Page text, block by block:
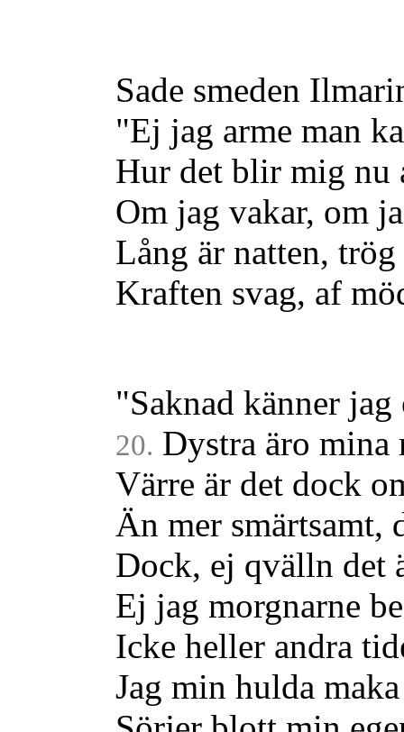
Sade smeden
"Ej jag arme man
Hur det blir mig nu
Om jag vakar, om
Lång är natten,
Kraften svag, af
"Saknad känner
20. Dystra äro mina
Värre är det dock
Än mer smärtsamt,
Dock, ej qvälln det
Ej jag morgnarne
Icke heller andra
Jag min hulda